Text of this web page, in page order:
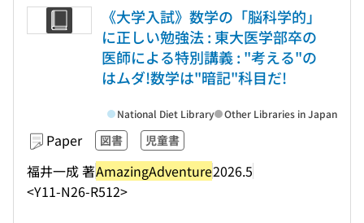
《大学入試》数学の「脳科学的」
に正しい勉強法 : 東大医学部卒の
医師による特別講義 : "考える"の
はムダ!数学は"暗記"科目だ!
Paper 図書 児童書
福井一成 著AmazingAdventure2026.5
<Y11-N26-R512>
National Diet Library Other Libraries in Japan